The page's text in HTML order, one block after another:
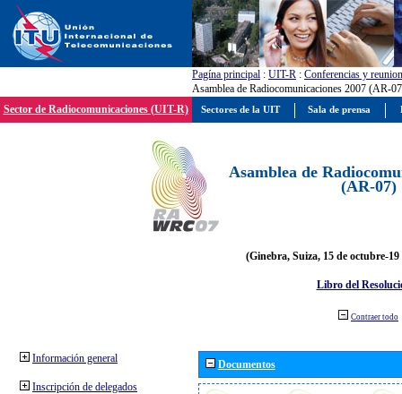
Pagína principal : UIT-R : Conferencias y
Asamblea de Radiocomunicaciones 2007 (AR-
Sector de Radiocomunicaciones (UIT-R)
Asamblea de
(AR-07)
(Ginebra, Suiza, 15 de octubre-19
Libro del
Contraer todo
Información general
Inscripción de delegados
Documentos
Sectores de la UIT Sala de prensa